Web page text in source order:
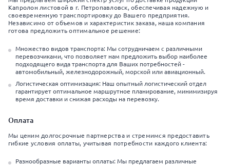
Капролон листовой в г. Петропавловск, обеспечивая надежную и
своевременную транспортировку до Вашего предприятия.
Независимо от объемов и характеристик заказа, наша компания
готова предложить оптимальное решение:
Множество видов транспорта: Мы сотрудничаем с различными
перевозчиками, что позволяет нам предложить выбор наиболее
подходящего вида транспорта для Ваших потребностей -
автомобильный, железнодорожный, морской или авиационный.
Логистическая оптимизация: Наш опытный логистический отдел
гарантирует оптимальное маршрутное планирование, минимизируя
время доставки и снижая расходы на перевозку.
Оплата
Мы ценим долгосрочные партнерства и стремимся предоставить
гибкие условия оплаты, учитывая потребности каждого клиента:
Разнообразные варианты оплаты: Мы предлагаем различные